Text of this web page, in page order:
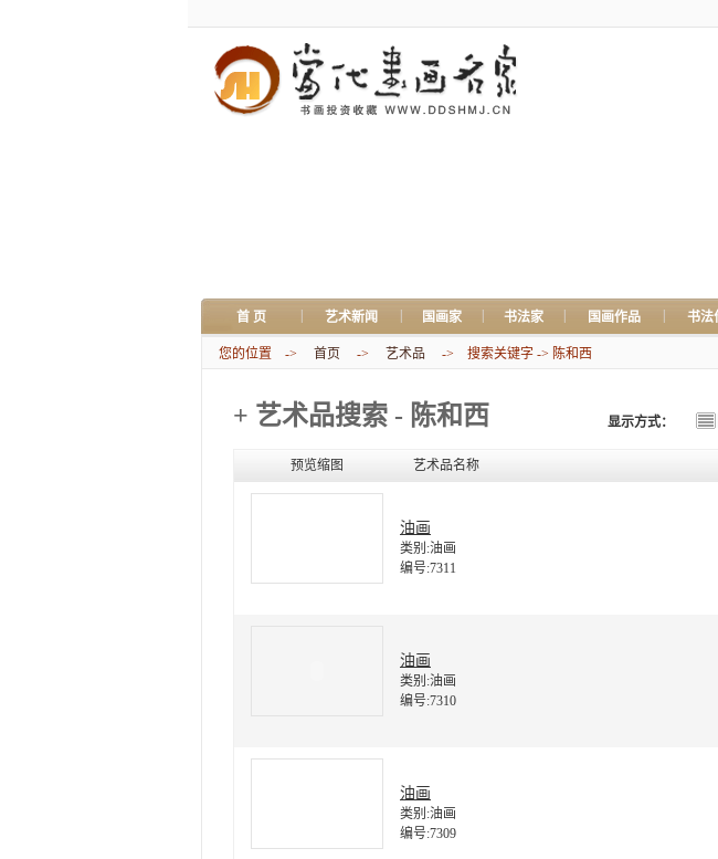
首 页 艺术新闻 国画家 书法家 国画作品 书法
您的位置 -> 首页 -> 艺术品 -> 搜索关键字 -> 陈和西
+ 艺术品搜索 - 陈和西 显示方式：
预览缩图 艺术品名称
油画
类别:油画
编号:7311
油画
类别:油画
编号:7310
油画
类别:油画
编号:7309